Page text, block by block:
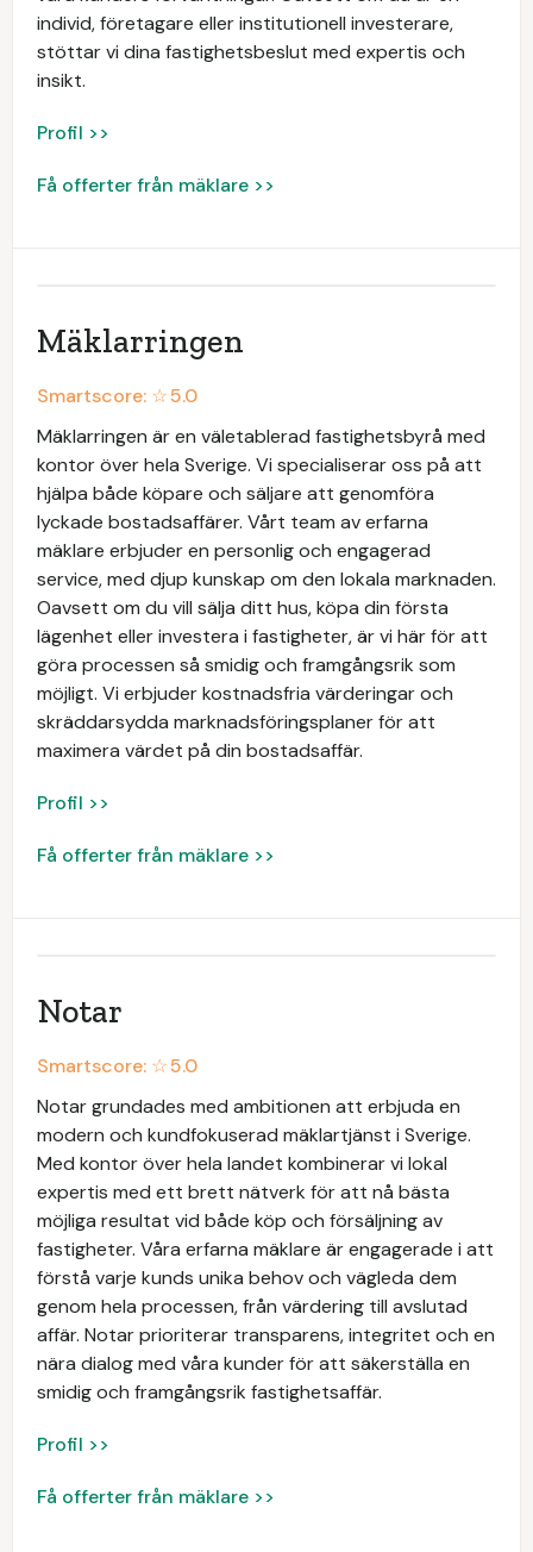
individ, företagare eller institutionell investerare,
stöttar vi dina fastighetsbeslut med expertis och
insikt.
Profil >>
Få offerter från mäklare >>
Mäklarringen
Smartscore: ☆5.0
Mäklarringen är en väletablerad fastighetsbyrå med
kontor över hela Sverige. Vi specialiserar oss på att
hjälpa både köpare och säljare att genomföra
lyckade bostadsaffärer. Vårt team av erfarna
mäklare erbjuder en personlig och engagerad
service, med djup kunskap om den lokala marknaden.
Oavsett om du vill sälja ditt hus, köpa din första
lägenhet eller investera i fastigheter, är vi här för att
göra processen så smidig och framgångsrik som
möjligt. Vi erbjuder kostnadsfria värderingar och
skräddarsydda marknadsföringsplaner för att
maximera värdet på din bostadsaffär.
Profil >>
Få offerter från mäklare >>
Notar
Smartscore: ☆5.0
Notar grundades med ambitionen att erbjuda en
modern och kundfokuserad mäklartjänst i Sverige.
Med kontor över hela landet kombinerar vi lokal
expertis med ett brett nätverk för att nå bästa
möjliga resultat vid både köp och försäljning av
fastigheter. Våra erfarna mäklare är engagerade i att
förstå varje kunds unika behov och vägleda dem
genom hela processen, från värdering till avslutad
affär. Notar prioriterar transparens, integritet och en
nära dialog med våra kunder för att säkerställa en
smidig och framgångsrik fastighetsaffär.
Profil >>
Få offerter från mäklare >>